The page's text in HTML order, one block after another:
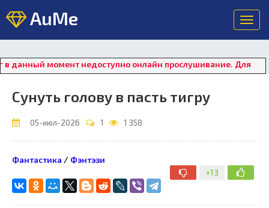
AuMe
момент недоступно онлайн прослушивание. Для
Сунуть голову в пасть тигру
05-июл-2026 1 1 358
+13
Фантастика / Фэнтэзи